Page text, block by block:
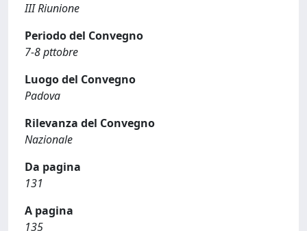
III Riunione
Periodo del Convegno
7-8 pttobre
Luogo del Convegno
Padova
Rilevanza del Convegno
Nazionale
Da pagina
131
A pagina
135